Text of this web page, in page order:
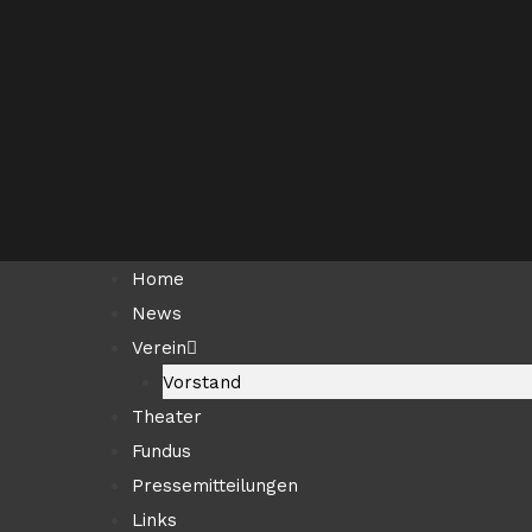
Home
News
Verein
Vorstand
Theater
Fundus
Pressemitteilungen
Links